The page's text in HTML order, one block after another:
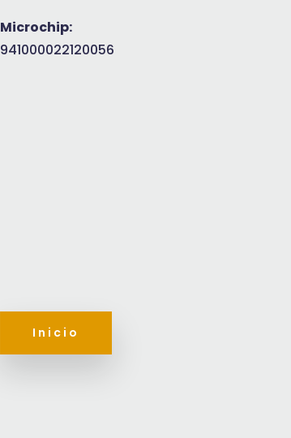
Microchip:
941000022120056
Inicio